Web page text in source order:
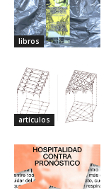
libros
artículos